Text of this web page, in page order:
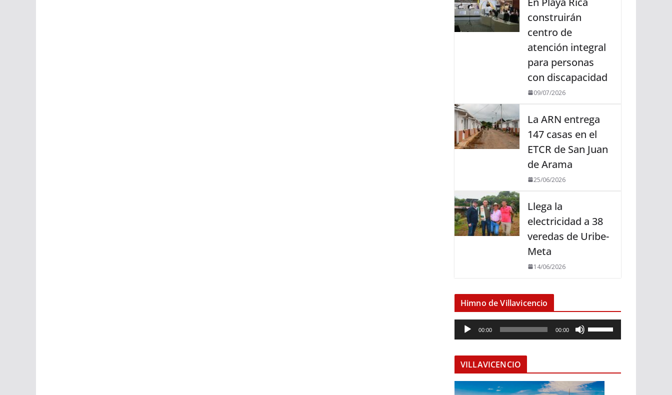
construirán
centro de
atención integral
para personas
con discapacidad
09/07/2026
La ARN entrega
147 casas en el
ETCR de San Juan
de Arama
25/06/2026
Llega la
electricidad a 38
veredas de Uribe-
Meta
14/06/2026
Himno de Villavicencio
e
o
d
00:00 00:00
i
z
VILLAVICENCIO